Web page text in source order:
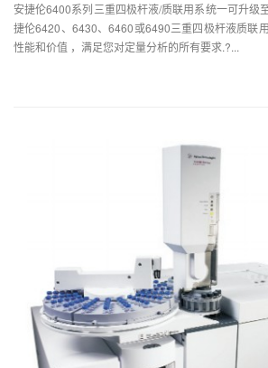
安捷伦6400系列三重四极杆液/质联用系统一可升级
捷伦6420、6430、6460或6490三重四极杆液质联
性能和价值 ，满足您对定量分析的所有要求.?...